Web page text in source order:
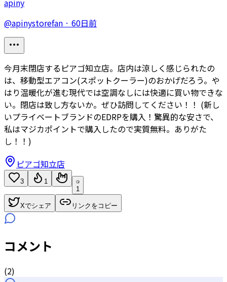
apiny
@apinystorefan · 60日前
今月末閉店するピアゴ知立店。店内は涼しく感じられたの
は、移動型エアコン(スポットクーラー)のおかげだろう。や
はり温暖化が進む現代では空調なしには快適に買い物できな
い。閉店は致し方ないか。ぜひ訪問してください！！ (新し
いプライベートブランドのEDRPを購入！驚異的な安さで、
私はマジカポイントで購入したので実質無料。ありがた
し！！)
ピアゴ知立店
3
1
1
Xでシェア リンクをコピー
コメント
(2)